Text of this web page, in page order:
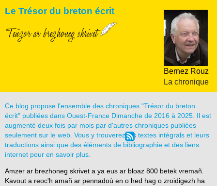
Bernez Rouz
La chronique
Le Trésor du breton écrit
Teñzor ar brezhoneg skrivet
Ce blog propose l'ensemble des chroniques "Trésor du breton
écrit" publiées dans Ouest-France Dimanche de 2016 à 2025. Il est
augmenté deux fois par mois par d'autres chroniques publiées
seulement sur le web. Vous y trouverez les textes intégrals et leurs
traductions ainsi que des éléments de bibliographie et des liens
internet pour en savoir plus.
Amzer ar brezhoneg skrivet a ya eus ar bloaz 800 betek vremañ.
Kavout a reoc'h amañ ar pennadoù en o hed hag o zroidigezh ha